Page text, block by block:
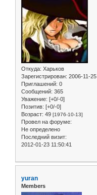
Откуда: Харьков
Зарегистрирован: 2006-11-25
Приглашений: 0
Сообщений: 365
Уважение: [+0/-0]
Позитив: [+0/-0]
Возраст: 49 [1976-10-13]
Провел на форуме:
Не определено
Последний визит:
2012-01-23 11:50:41
yuran
Members